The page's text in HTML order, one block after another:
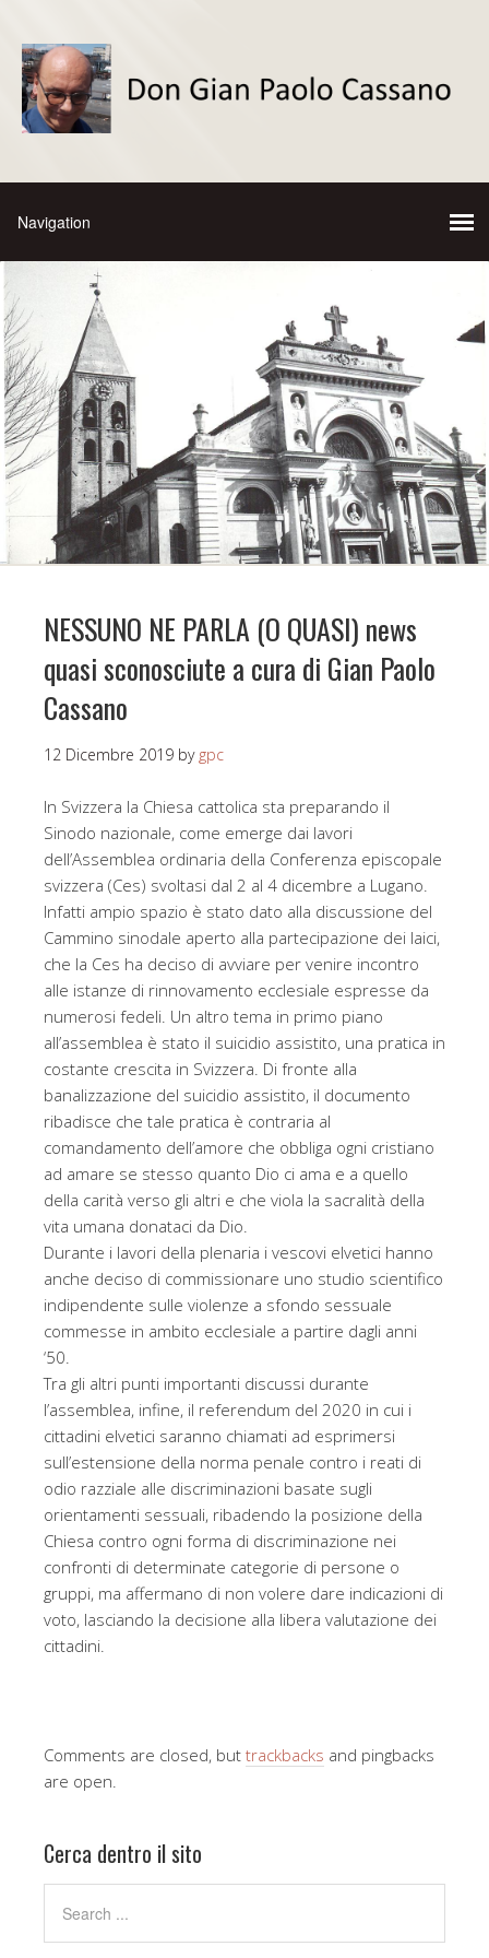
NESSUNO NE PARLA (O QUASI) news
quasi sconosciute a cura di Gian Paolo
Cassano
12 Dicembre 2019 by gpc
In Svizzera la Chiesa cattolica sta preparando il
Sinodo nazionale, come emerge dai lavori
dell’Assemblea ordinaria della Conferenza episcopale
svizzera (Ces) svoltasi dal 2 al 4 dicembre a Lugano.
Infatti ampio spazio è stato dato alla discussione del
Cammino sinodale aperto alla partecipazione dei laici,
che la Ces ha deciso di avviare per venire incontro
alle istanze di rinnovamento ecclesiale espresse da
numerosi fedeli. Un altro tema in primo piano
all’assemblea è stato il suicidio assistito, una pratica in
costante crescita in Svizzera. Di fronte alla
banalizzazione del suicidio assistito, il documento
ribadisce che tale pratica è contraria al
comandamento dell’amore che obbliga ogni cristiano
ad amare se stesso quanto Dio ci ama e a quello
della carità verso gli altri e che viola la sacralità della
vita umana donataci da Dio.
Durante i lavori della plenaria i vescovi elvetici hanno
anche deciso di commissionare uno studio scientifico
indipendente sulle violenze a sfondo sessuale
commesse in ambito ecclesiale a partire dagli anni
‘50.
Tra gli altri punti importanti discussi durante
l’assemblea, infine, il referendum del 2020 in cui i
cittadini elvetici saranno chiamati ad esprimersi
sull’estensione della norma penale contro i reati di
odio razziale alle discriminazioni basate sugli
orientamenti sessuali, ribadendo la posizione della
Chiesa contro ogni forma di discriminazione nei
confronti di determinate categorie di persone o
gruppi, ma affermano di non volere dare indicazioni di
voto, lasciando la decisione alla libera valutazione dei
cittadini.
Comments are closed, but trackbacks and pingbacks
are open.
Cerca dentro il sito